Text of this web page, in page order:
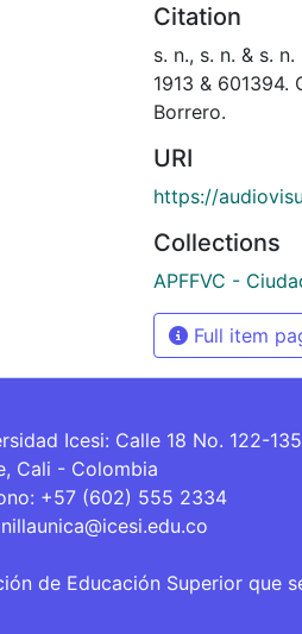
Citation
s. n., s. n. & s.
1913 & 601394.
Borrero.
URI
https://
Collections
APFFVC -
Full item
Icesi: Calle 18 No. 122-135
Cali - Colombia
+57 (602) 555 2334
de Educación Superior que